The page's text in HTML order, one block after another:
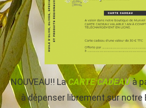
NOUVEAU!! LaCARTE CADEAUà
à dépenser librement sur notre